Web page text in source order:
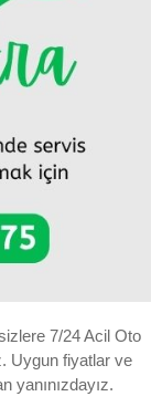
7/24 Acil Oto
Uygun fiyatlar ve
yanınızdayız.